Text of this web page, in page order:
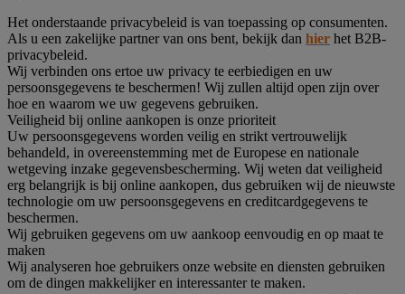
Het onderstaande privacybeleid is van toepassing op consumenten.
Als u een zakelijke partner van ons bent, bekijk dan hier het B2B-
privacybeleid.
Wij verbinden ons ertoe uw privacy te eerbiedigen en uw
persoonsgegevens te beschermen! Wij zullen altijd open zijn over
hoe en waarom we uw gegevens gebruiken.
Veiligheid bij online aankopen is onze prioriteit
Uw persoonsgegevens worden veilig en strikt vertrouwelijk
behandeld, in overeenstemming met de Europese en nationale
wetgeving inzake gegevensbescherming. Wij weten dat veiligheid
erg belangrijk is bij online aankopen, dus gebruiken wij de nieuwste
technologie om uw persoonsgegevens en creditcardgegevens te
beschermen.
Wij gebruiken gegevens om uw aankoop eenvoudig en op maat te
maken
Wij analyseren hoe gebruikers onze website en diensten gebruiken
om de dingen makkelijker en interessanter te maken.